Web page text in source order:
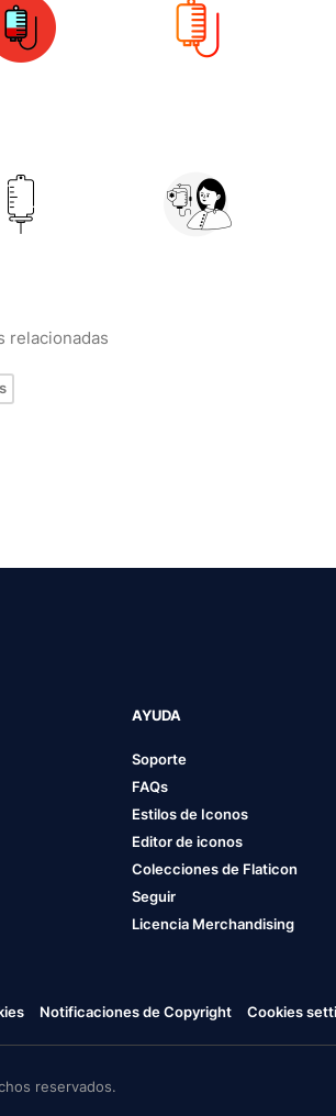
relacionadas
AYUDA
Soporte
FAQs
Estilos de Iconos
Editor de iconos
Colecciones de Flaticon
Seguir
Licencia Merchandising
Notificaciones de Copyright Cookies
reservados.